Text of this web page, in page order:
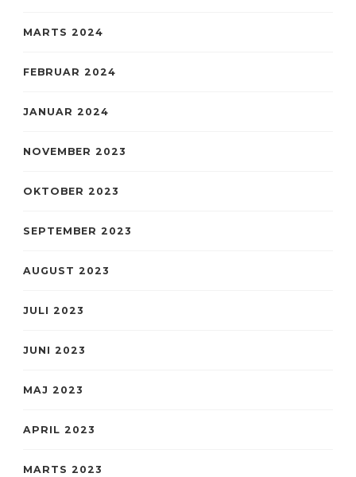
MARTS 2024
FEBRUAR 2024
JANUAR 2024
NOVEMBER 2023
OKTOBER 2023
SEPTEMBER 2023
AUGUST 2023
JULI 2023
JUNI 2023
MAJ 2023
APRIL 2023
MARTS 2023